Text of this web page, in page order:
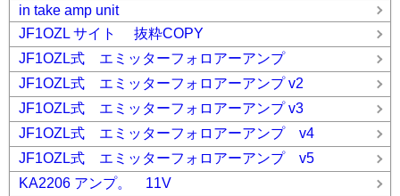
in take amp unit
JF1OZL サイト 抜粋COPY
JF1OZL式 エミッターフォロアーアンプ
JF1OZL式 エミッターフォロアーアンプ v2
JF1OZL式 エミッターフォロアーアンプ v3
JF1OZL式 エミッターフォロアーアンプ v4
JF1OZL式 エミッターフォロアーアンプ v5
KA2206 アンプ。 11V